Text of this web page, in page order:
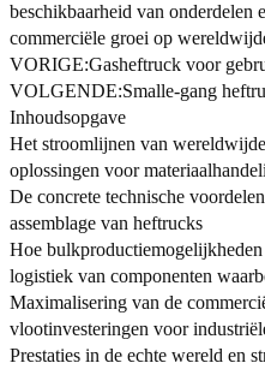
beschikbaarheid van onderdelen
commerciële groei op
VORIGE:Gasheftruck voor
VOLGENDE:Smalle-gang
Inhoudsopgave
Het stroomlijnen van
oplossingen voor
De concrete technische
assemblage van heftrucks
Hoe
logistiek van componenten
Maximalisering van de
vlootinvesteringen voor
Prestaties in de echte wereld en